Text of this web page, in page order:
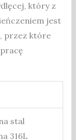
który z
jest
przez które
stal
316L